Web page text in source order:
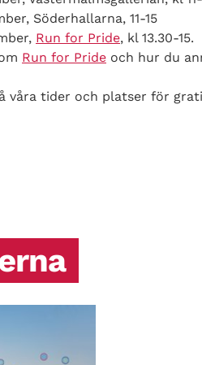
Söderhallarna, 11-15
Run for Pride, kl 13.30-15.
Run for Pride och hur du
våra tider och platser för